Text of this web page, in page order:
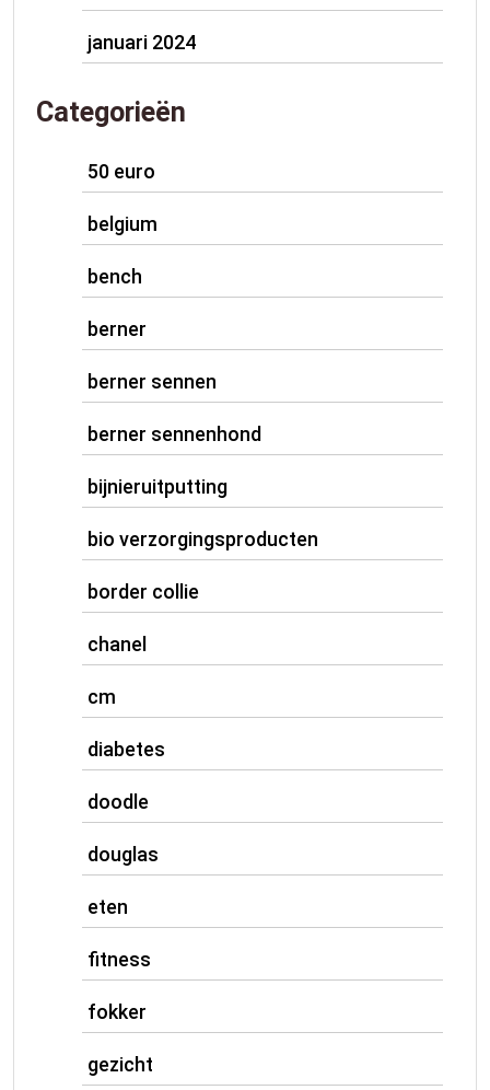
januari 2024
Categorieën
50 euro
belgium
bench
berner
berner sennen
berner sennenhond
bijnieruitputting
bio verzorgingsproducten
border collie
chanel
cm
diabetes
doodle
douglas
eten
fitness
fokker
gezicht